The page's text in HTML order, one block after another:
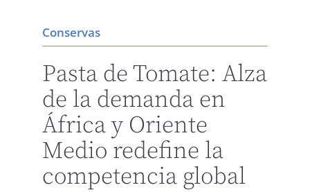
Conservas
Pasta de Tomate: Alza
de la demanda en
África y Oriente
Medio redefine la
competencia global